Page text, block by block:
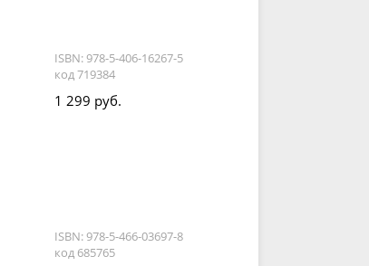
ISBN: 978-5-406-16267-5
код 719384
1 299 руб.
ISBN: 978-5-466-03697-8
код 685765